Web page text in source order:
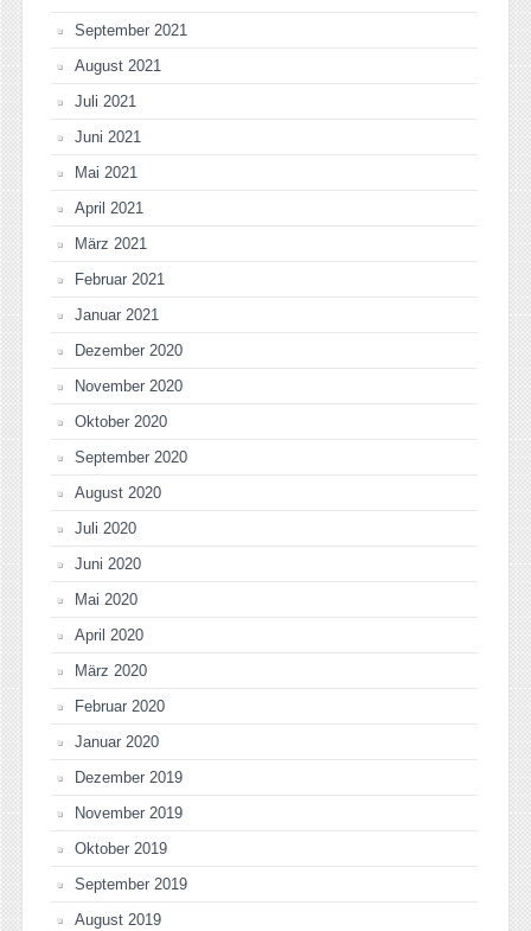
September 2021
August 2021
Juli 2021
Juni 2021
Mai 2021
April 2021
März 2021
Februar 2021
Januar 2021
Dezember 2020
November 2020
Oktober 2020
September 2020
August 2020
Juli 2020
Juni 2020
Mai 2020
April 2020
März 2020
Februar 2020
Januar 2020
Dezember 2019
November 2019
Oktober 2019
September 2019
August 2019